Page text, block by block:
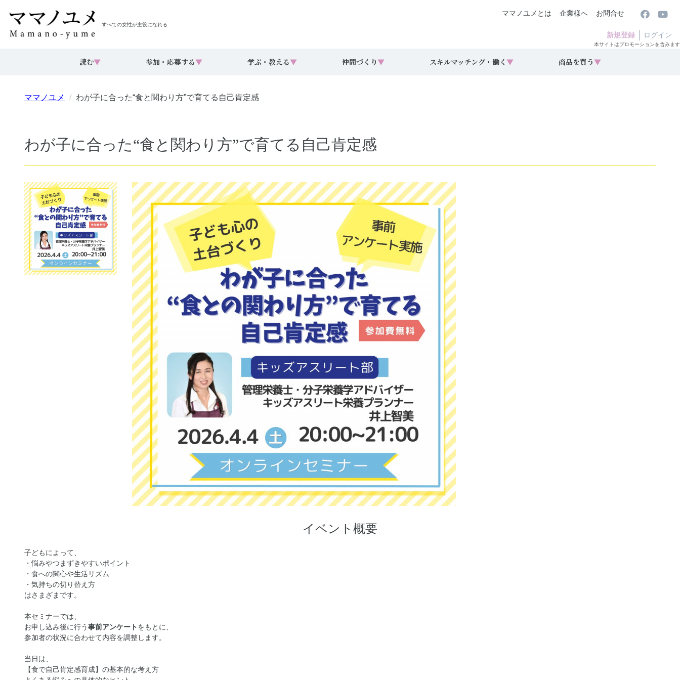
すべての女性が主役になれる
ママノユメとは 企業様へ お問合せ
新規登録 ログイン
本サイトはプロモーションを含みます
読む▼ 参加・応募する▼ 学ぶ・教える▼ 仲間づくり ▼ スキルマッチング・働く ▼ 商品を買う ▼
ママノユメ わが子に合った“食と関わり方”で育てる自己肯定感
わが子に合った“食と関わり方”で育てる自己肯定感
イベント概要
子どもによって、
・悩みやつまずきやすいポイント
・食への関心や生活リズム
・気持ちの切り替え方
はさまざまです。
本セミナーでは、
お申し込み後に行う事前アンケートをもとに、
参加者の状況に合わせて内容を調整します。
当日は、
【食で自己肯定感育成】の基本的な考え方